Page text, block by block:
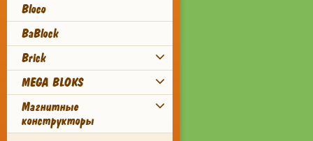
Bloco
BaBlock
Brick
MEGA BLOKS
Магнитные
конструкторы